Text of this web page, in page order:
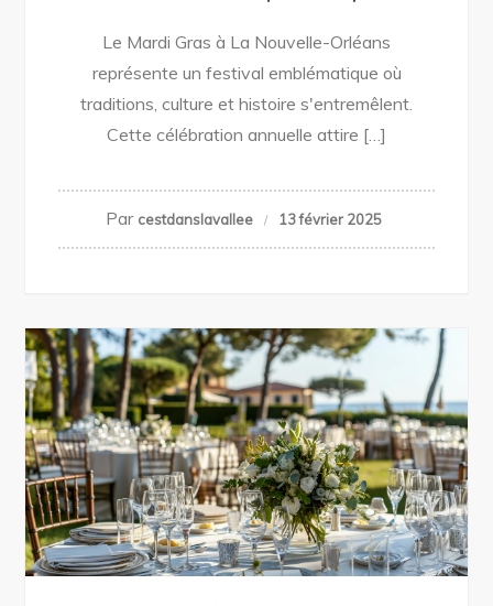
Le Mardi Gras à La Nouvelle-Orléans
représente un festival emblématique où
traditions, culture et histoire s'entremêlent.
Cette célébration annuelle attire […]
Par cestdanslavallee 13 février 2025